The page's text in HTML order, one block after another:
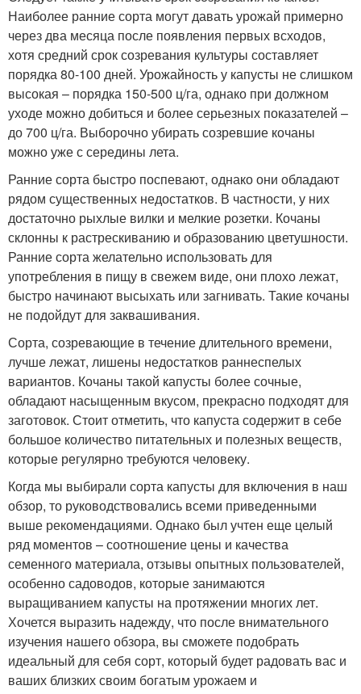
Наиболее ранние сорта могут давать урожай примерно
через два месяца после появления первых всходов,
хотя средний срок созревания культуры составляет
порядка 80-100 дней. Урожайность у капусты не слишком
высокая – порядка 150-500 ц/га, однако при должном
уходе можно добиться и более серьезных показателей –
до 700 ц/га. Выборочно убирать созревшие кочаны
можно уже с середины лета.
Ранние сорта быстро поспевают, однако они обладают
рядом существенных недостатков. В частности, у них
достаточно рыхлые вилки и мелкие розетки. Кочаны
склонны к растрескиванию и образованию цветушности.
Ранние сорта желательно использовать для
употребления в пищу в свежем виде, они плохо лежат,
быстро начинают высыхать или загнивать. Такие кочаны
не подойдут для заквашивания.
Сорта, созревающие в течение длительного времени,
лучше лежат, лишены недостатков раннеспелых
вариантов. Кочаны такой капусты более сочные,
обладают насыщенным вкусом, прекрасно подходят для
заготовок. Стоит отметить, что капуста содержит в себе
большое количество питательных и полезных веществ,
которые регулярно требуются человеку.
Когда мы выбирали сорта капусты для включения в наш
обзор, то руководствовались всеми приведенными
выше рекомендациями. Однако был учтен еще целый
ряд моментов – соотношение цены и качества
семенного материала, отзывы опытных пользователей,
особенно садоводов, которые занимаются
выращиванием капусты на протяжении многих лет.
Хочется выразить надежду, что после внимательного
изучения нашего обзора, вы сможете подобрать
идеальный для себя сорт, который будет радовать вас и
ваших близких своим богатым урожаем и